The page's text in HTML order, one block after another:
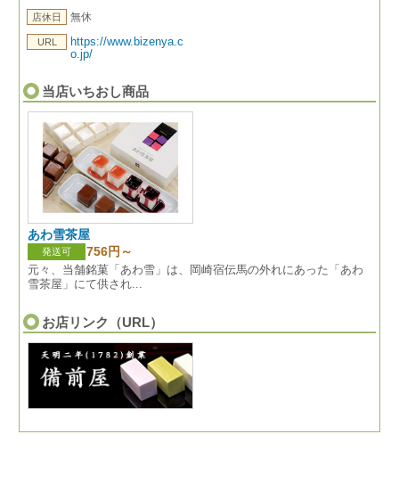
店休日 無休
URL
https://www.bizenya.c
o.jp/
当店いちおし商品
あわ雪茶屋
発送可 756円～
元々、当舗銘菓「あわ雪」は、岡崎宿伝馬の外れにあった「あわ
雪茶屋」にて供され...
お店リンク（URL）